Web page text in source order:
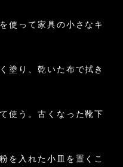
使って家具の小さなキ
塗り、乾いた布で拭き
使う。古くなった靴下
を入れた小皿を置くこ